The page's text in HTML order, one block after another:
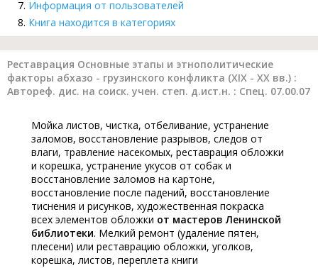
Информация от пользователей
Книга находится в категориях
Реставрация Основные этапы и этнополитические
факторы абхазо - грузинского конфликта (ХIХ - ХХ вв.) :
Автореф. дис. на соиск. учен. степ. д.ист.н. : Спец. 07.00.07
Мойка листов, чистка, отбеливание, устранение
заломов, восстановление разрывов, следов от
влаги, травление насекомых, реставрация обложки
и корешка, устранение укусов от собак и
восстановление заломов на картоне,
восстановление после падений, восстановление
тиснения и рисунков, художественная покраска
всех элементов обложки от мастеров Ленинской
библиотеки. Мелкий ремонт (удаление пятен,
плесени) или реставрацию обложки, уголков,
корешка, листов, переплета книги